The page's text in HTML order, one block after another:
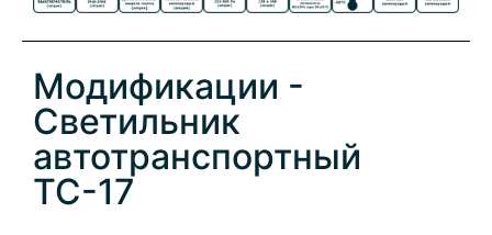
Модификации -
Светильник
автотранспортный
ТС-17